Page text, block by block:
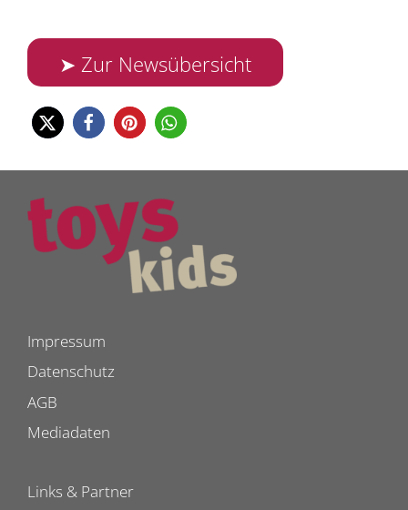
➤ Zur Newsübersicht
Impressum
Datenschutz
AGB
Mediadaten
Links & Partner